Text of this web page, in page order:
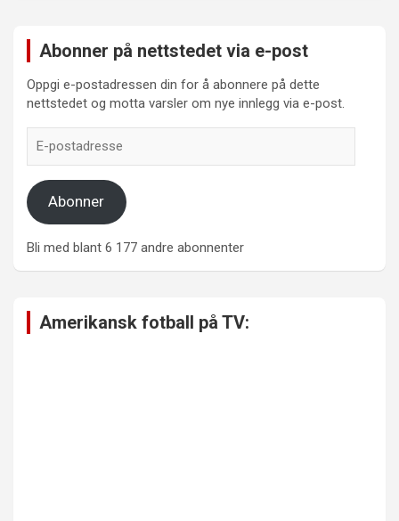
Abonner på nettstedet via e-post
Oppgi e-postadressen din for å abonnere på dette
nettstedet og motta varsler om nye innlegg via e-post.
postadresse
Abonner
Bli med blant 6 177 andre abonnenter
Amerikansk fotball på TV: